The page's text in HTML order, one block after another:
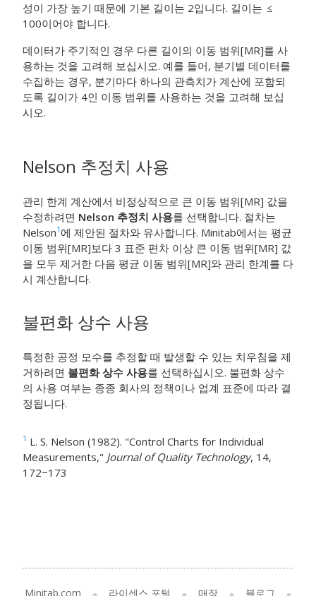
성이 가장 높기 때문에 기본 길이는 2입니다. 길이는
100이어야 합니다.
데이터가 주기적인 경우 다른 길이의 이동 범위[MR]를 사
용하는 것을 고려해 보십시오. 예를 들어, 분기별 데이터를
수집하는 경우, 분기마다 하나의 관측치가 계산에 포함되
도록 길이가 4인 이동 범위를 사용하는 것을 고려해 보십
시오.
Nelson 추정치 사용
관리 한계 계산에서 비정상적으로 큰 이동 범위[MR] 값을
수정하려면 Nelson 추정치 사용를 선택합니다. 절차는
Nelson1 에 제안된 절차와 유사합니다. Minitab에서는 평균
이동 범위[MR]보다 3 표준 편차 이상 큰 이동 범위[MR] 값
을 모두 제거한 다음 평균 이동 범위[MR]와 관리 한계를 다
시 계산합니다.
불편화 상수 사용
특정한 공정 모수를 추정할 때 발생할 수 있는 치우침을 제
거하려면 불편화 상수 사용를 선택하십시오. 불편화 상수
의 사용 여부는 종종 회사의 정책이나 업계 표준에 따라 결
정됩니다.
1 L. S. Nelson (1982). "Control Charts for Individual
Measurements," Journal of Quality Technology, 14,
172−173
Minitab.com 라이센스 포털 매장 블로그